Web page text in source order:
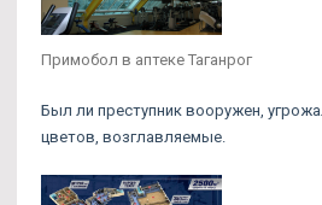
Примобол в аптеке Таганрог
Был ли преступник вооружен,
цветов, возглавляемые.